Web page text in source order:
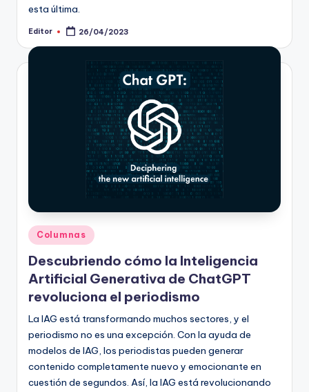
esta última.
Publicado
Editor 26/04/2023
Publicado
en
Columnas
Descubriendo cómo la Inteligencia
Artificial Generativa de ChatGPT
revoluciona el periodismo
La IAG está transformando muchos sectores, y el
periodismo no es una excepción. Con la ayuda de
modelos de IAG, los periodistas pueden generar
contenido completamente nuevo y emocionante en
cuestión de segundos. Así, la IAG está revolucionando